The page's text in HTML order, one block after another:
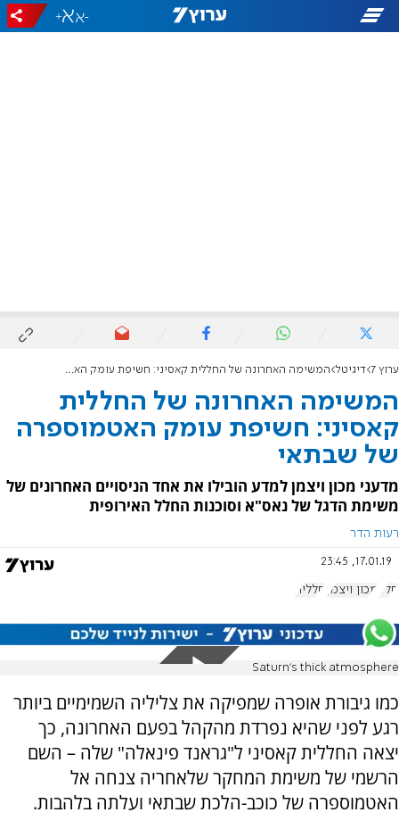
-
+
ערוץ 7 דיגיטל המשימה האחרונה של החללית קאסיני: חשיפת עומק האטמוספרה של שבתאי
המשימה האחרונה של החללית
קאסיני: חשיפת עומק האטמוספרה
של שבתאי
מדעני מכון ויצמן למדע הובילו את אחד הניסויים האחרונים של
משימת הדגל של נאס"א וסוכנות החלל האירופית
רעות הדר
17.01.19, 23:45
חלל מכון ויצמן חללית
Saturn's thick atmosphere
כמו גיבורת אופרה שמפיקה את צליליה השמימיים ביותר
רגע לפני שהיא נפרדת מהקהל בפעם האחרונה, כך
יצאה החללית קאסיני ל"גראנד פינאלה" שלה – השם
הרשמי של משימת המחקר שלאחריה צנחה אל
האטמוספרה של כוכב-הלכת שבתאי ועלתה בלהבות.